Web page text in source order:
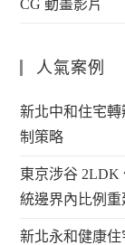
CG 動畫影片
人氣案例
新北中和住宅
制策略
東京涉谷 2LDK
統邊界內比例重
新北永和健康住